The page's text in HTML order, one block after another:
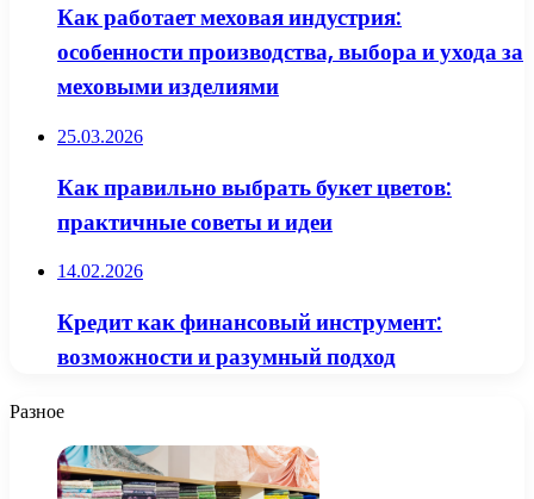
Как работает меховая индустрия:
особенности производства, выбора и ухода за
меховыми изделиями
25.03.2026
Как правильно выбрать букет цветов:
практичные советы и идеи
14.02.2026
Кредит как финансовый инструмент:
возможности и разумный подход
Разное